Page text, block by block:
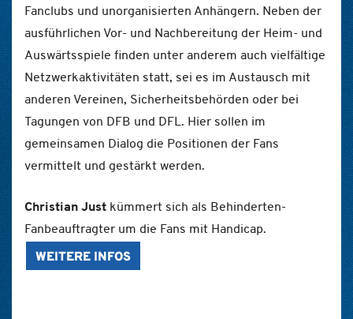
Fanclubs und unorganisierten Anhängern. Neben der
ausführlichen Vor- und Nachbereitung der Heim- und
Auswärtsspiele finden unter anderem auch vielfältige
Netzwerkaktivitäten statt, sei es im Austausch mit
anderen Vereinen, Sicherheitsbehörden oder bei
Tagungen von DFB und DFL. Hier sollen im
gemeinsamen Dialog die Positionen der Fans
vermittelt und gestärkt werden.
Christian Just kümmert sich als Behinderten-
Fanbeauftragter um die Fans mit Handicap.
WEITERE INFOS